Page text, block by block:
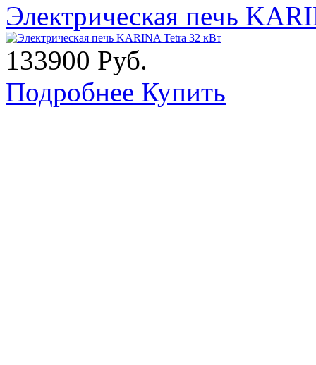
Электрическая печь
133900 Руб.
Подробнее Купить